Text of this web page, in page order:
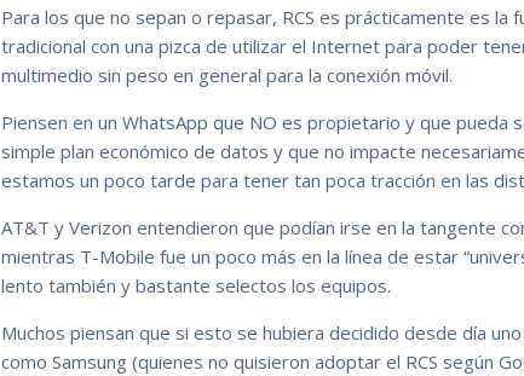
Para los que no sepan o repasar, RCS es prácticamente es la
tradicional con una pizca de utilizar el Internet para poder
multimedio sin peso en general para la conexión móvil.
Piensen en un WhatsApp que NO es propietario y que pueda
simple plan económico de datos y que no impacte
estamos un poco tarde para tener tan poca tracción en las
AT&T y Verizon entendieron que podían irse en la tangente
mientras T-Mobile fue un poco más en la línea de estar
lento también y bastante selectos los equipos.
Muchos piensan que si esto se hubiera decidido desde día
como Samsung (quienes no quisieron adoptar el RCS según